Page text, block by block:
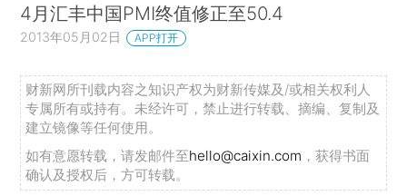
4月汇丰中国PMI终值修正至50.4
2013年05月02日 APP打开
财新网所刊载内容之知识产权为财新传媒及/或相关权利人
专属所有或持有。未经许可，禁止进行转载、摘编、复制及
建立镜像等任何使用。
如有意愿转载，请发邮件至hello@caixin.com ，获得书面
确认及授权后，方可转载。